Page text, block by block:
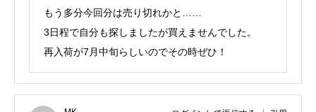
もう多分今回分は売り切れかと……
3日程で自分も探しましたが買えませんでした。
再入荷が7月中旬らしいのでその時ぜひ！